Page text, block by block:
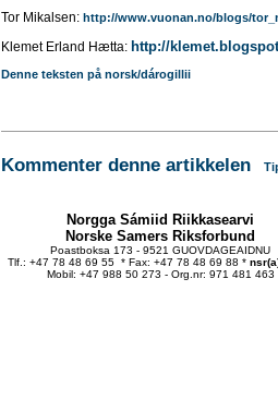
Tor Mikalsen: http://www.vuonan.no/blogs/
Klemet Erland Hætta: http://
Denne teksten på norsk/dárogillii
Kommenter denne artikkelen
Norgga Sámiid Riikkasearvi
Norske Samers Riksforbund
Poastboksa 173 - 9521 GUOVDAGEAIDNU
Tlf.: +47 78 48 69 55 * Fax: +47 78 48 69 88 *
Mobil: +47 988 50 273 - Org.nr: 971 481 463